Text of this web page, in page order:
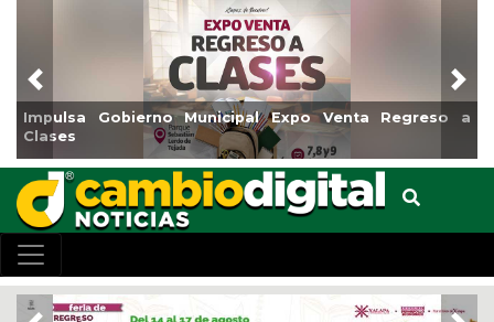
Municipal Expo Venta Regreso a
Reabrirá
Previous